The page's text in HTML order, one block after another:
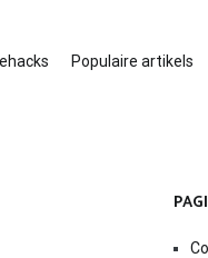
Populaire artikels